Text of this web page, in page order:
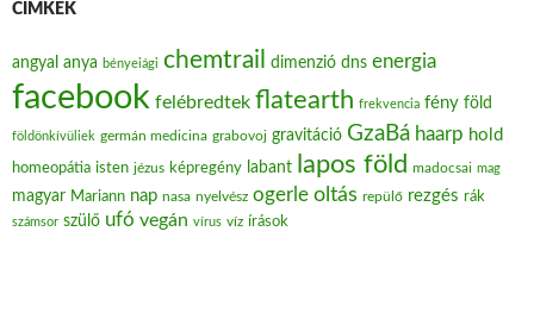
CÍMKÉK
angyal anya bényeiági chemtrail dimenzió dns energia
facebook felébredtek flatearth frekvencia fény föld
földönkívüliek germán medicina grabovoj gravitáció GzaBá haarp hold
homeopátia isten jézus képregény labant lapos föld madocsai mag
magyar Mariann nap nasa nyelvész ogerle oltás repülő rezgés rák
számsor szülő ufó vegán vírus víz írások